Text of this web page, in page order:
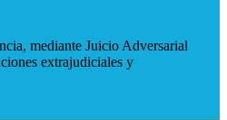
mediante Juicio Adversarial
extrajudiciales y